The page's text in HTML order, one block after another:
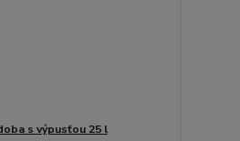
s výpusťou 25 l